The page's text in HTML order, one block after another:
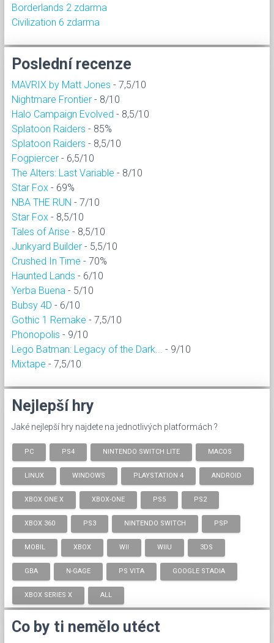
Borderlands 2 zdarma
Civilization 6 zdarma
Poslední recenze
MAVRIX by Matt Jones - 7,5/10
Nightmare Frontier - 8/10
Halo Campaign Evolved - 8,5/10
Splatoon Raiders - 85%
Splatoon Raiders - 8,5/10
Fogpiercer - 6,5/10
The Alters: Last Variable - 8/10
Star Fox - 69%
NBA THE RUN - 7/10
Star Fox - 8,5/10
Tales of Arise - 8,5/10
Junkyard Builder - 5,5/10
Crushed In Time - 70%
Haunted Lands - 6/10
Yerba Buena - 5/10
Bubsy 4D - 6/10
Gothic 1 Remake - 7,5/10
Phonopolis - 9/10
Lego Batman: Legacy of the Dark...
- 9/10
Mixtape - 7,5/10
Nejlepší hry
Jaké nejlepší hry najdete na jednotlivých platformách ?
PC PS4 NINTENDO SWITCH LITE MACOS
LINUX WINDOWS PLAYSTATION 4 ANDROID
XBOX ONE X XBOX-ONE PS5 PS2
XBOX 360 PS3 NINTENDO SWITCH PSP
MOBIL XBOX WII WIIU 3DS
GBA N-GAGE PS VITA GOOGLE STADIA
XBOX SERIES X ALL
Co by ti nemělo utéct